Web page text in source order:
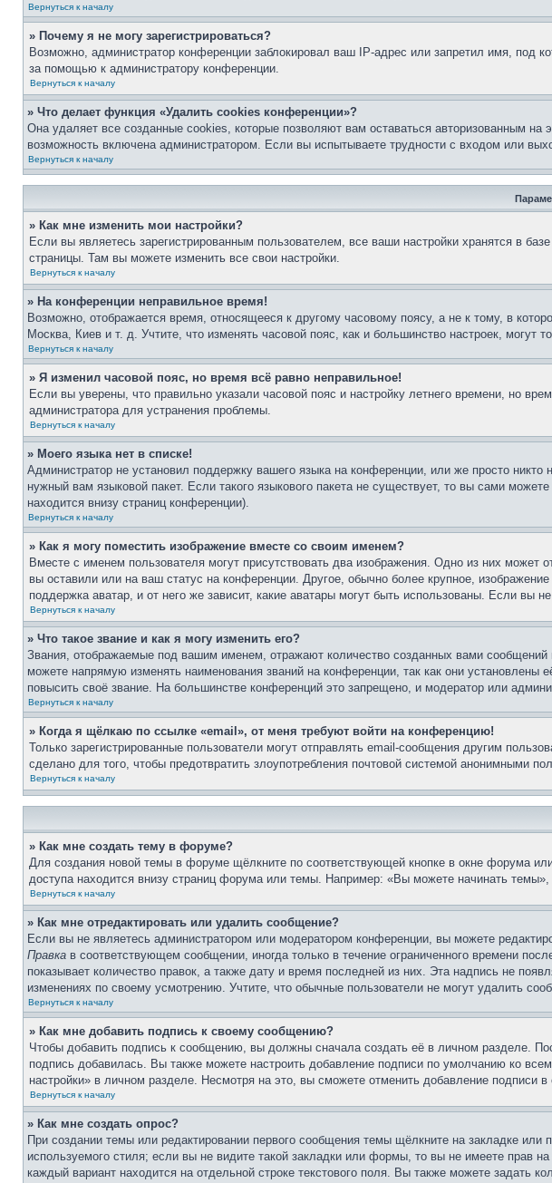
Вернуться к началу
» Почему я не могу зарегистрироваться?
Возможно, администратор конференции заблокировал ваш IP-адрес или запретил имя, под
за помощью к администратору конференции.
Вернуться к началу
» Что делает функция «Удалить cookies конференции»?
Она удаляет все созданные cookies, которые позволяют вам оставаться авторизованным
возможность включена администратором. Если вы испытываете трудности с входом или
Вернуться к началу
» Как мне изменить мои настройки?
Если вы являетесь зарегистрированным пользователем, все ваши настройки хранятся в
страницы. Там вы можете изменить все свои настройки.
Вернуться к началу
» На конференции неправильное время!
Возможно, отображается время, относящееся к другому часовому поясу, а не к тому, в
Москва, Киев и т. д. Учтите, что изменять часовой пояс, как и большинство настроек,
Вернуться к началу
» Я изменил часовой пояс, но время всё равно неправильное!
Если вы уверены, что правильно указали часовой пояс и настройку летнего времени, но
администратора для устранения проблемы.
Вернуться к началу
» Моего языка нет в списке!
Администратор не установил поддержку вашего языка на конференции, или же просто
нужный вам языковой пакет. Если такого языкового пакета не существует, то вы сами
находится внизу страниц конференции).
Вернуться к началу
» Как я могу поместить изображение вместе со своим именем?
Вместе с именем пользователя могут присутствовать два изображения. Одно из них
вы оставили или на ваш статус на конференции. Другое, обычно более крупное,
поддержка аватар, и от него же зависит, какие аватары могут быть использованы. Если
Вернуться к началу
» Что такое звание и как я могу изменить его?
Звания, отображаемые под вашим именем, отражают количество созданных вами
можете напрямую изменять наименования званий на конференции, так как они
повысить своё звание. На большинстве конференций это запрещено, и модератор или
Вернуться к началу
» Когда я щёлкаю по ссылке «email», от меня требуют войти на конференцию!
Только зарегистрированные пользователи могут отправлять email-сообщения другим
сделано для того, чтобы предотвратить злоупотребления почтовой системой анонимными
Вернуться к началу
» Как мне создать тему в форуме?
Для создания новой темы в форуме щёлкните по соответствующей кнопке в окне форума
доступа находится внизу страниц форума или темы. Например: «Вы можете начинать
Вернуться к началу
» Как мне отредактировать или удалить сообщение?
Если вы не являетесь администратором или модератором конференции, вы можете
Правка в соответствующем сообщении, иногда только в течение ограниченного времени
показывает количество правок, а также дату и время последней из них. Эта надпись не
изменениях по своему усмотрению. Учтите, что обычные пользователи не могут удалить
Вернуться к началу
» Как мне добавить подпись к своему сообщению?
Чтобы добавить подпись к сообщению, вы должны сначала создать её в личном разделе.
подпись добавилась. Вы также можете настроить добавление подписи по умолчанию ко
настройки» в личном разделе. Несмотря на это, вы сможете отменить добавление подписи
Вернуться к началу
» Как мне создать опрос?
При создании темы или редактировании первого сообщения темы щёлкните на закладке или
используемого стиля; если вы не видите такой закладки или формы, то вы не имеете прав
каждый вариант находится на отдельной строке текстового поля. Вы также можете задать